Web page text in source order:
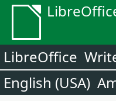
LibreOffice
English (USA)